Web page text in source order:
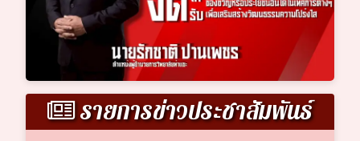
รายการข่าวประชาสัมพันธ์